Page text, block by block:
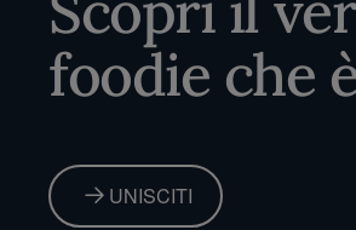
foodie che
UNISCITI